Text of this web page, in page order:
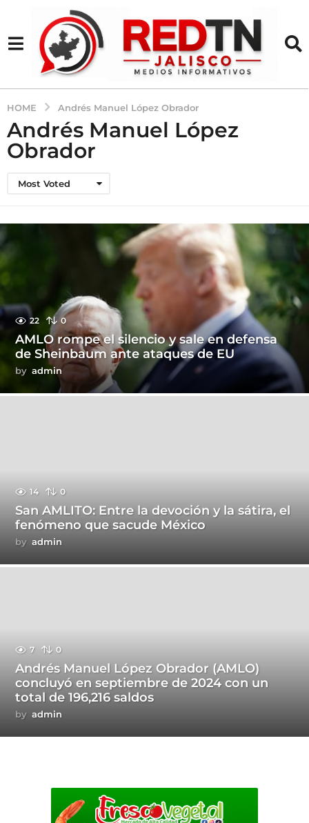
HOME Andrés Manuel López Obrador
Andrés Manuel López
Obrador
Most Voted
22 0
AMLO rompe el silencio y sale en defensa
de Sheinbaum ante ataques de EU
by admin
14 0
San AMLITO: Entre la devoción y la sátira, el
fenómeno que sacude México
by admin
7 0
Andrés Manuel López Obrador (AMLO)
concluyó en septiembre de 2024 con un
total de 196,216 saldos
by admin